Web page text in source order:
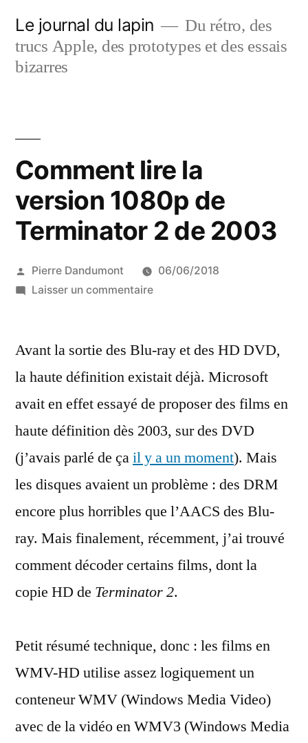
contenu
Le journal du lapin
Du rétro, des
trucs Apple, des prototypes et des essais
bizarres
Comment lire la
version 1080p de
Terminator 2 de 2003
Publié
par
Pierre Dandumont
06/06/2018
Laisser un commentairesur
la
1080p
de
Terminator
de
2003
Avant la sortie des Blu-ray et des HD DVD,
la haute définition existait déjà. Microsoft
avait en effet essayé de proposer des films en
haute définition dès 2003, sur des DVD
(j’avais parlé de çail y a un moment). Mais
les disques avaient un problème : des DRM
encore plus horribles que l’AACS des Blu-
ray. Mais finalement, récemment, j’ai trouvé
comment décoder certains films, dont la
copie HD de Terminator 2.
Petit résumé technique, donc : les films en
WMV-HD utilise assez logiquement un
conteneur WMV (Windows Media Video)
avec de la vidéo en WMV3 (Windows Media